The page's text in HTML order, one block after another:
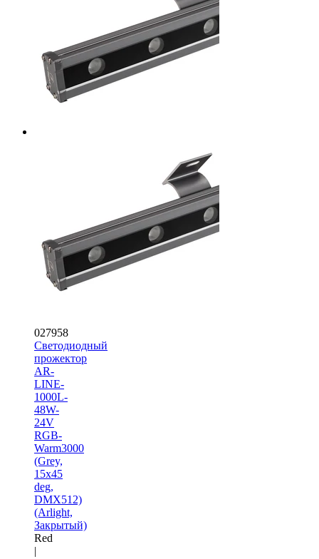
027958
Светодиодный
прожектор
AR-
LINE-
1000L-
48W-
24V
RGB-
Warm3000
(Grey,
15x45
deg,
DMX512)
(Arlight,
Закрытый)
Red
|